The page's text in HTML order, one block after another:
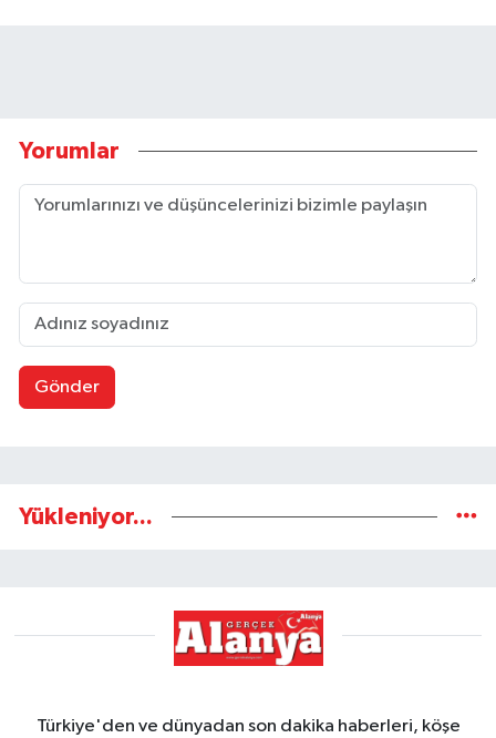
Yorumlar
Gönder
Yükleniyor...
Türkiye'den ve dünyadan son dakika haberleri, köşe